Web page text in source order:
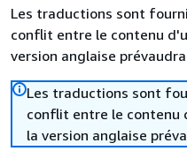
Les traductions sont
conflit entre le contenu
version anglaise
Les traductions sont
conflit entre le contenu
la version anglaise